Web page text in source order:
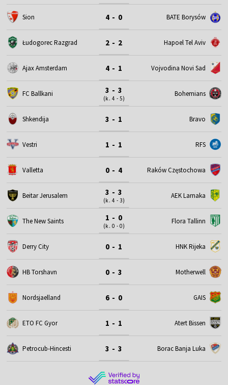
Sion 4 - 0 BATE Borysów
Łudogorec Razgrad 2 - 2 Hapoel Tel Aviv
Ajax Amsterdam 4 - 1 Vojvodina Novi Sad
FC Ballkani 3 - 3
(k. 4 - 5)
Bohemians
Shkendija 3 - 1 Bravo
Vestri 1 - 1 RFS
Valletta 0 - 4 Raków Częstochowa
Beitar Jerusalem 3 - 3
(k. 4 - 3)
AEK Larnaka
The New Saints 1 - 0
(k. 0 - 0)
Flora Tallinn
Derry City 0 - 1 HNK Rijeka
HB Torshavn 0 - 3 Motherwell
Nordsjaelland 6 - 0 GAIS
ETO FC Gyor 1 - 1 Atert Bissen
Petrocub-Hincesti 3 - 3 Borac Banja Luka